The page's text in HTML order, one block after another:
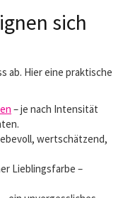
sich
ab. Hier eine praktische
– je nach Intensität
wertschätzend,
Lieblingsfarbe –